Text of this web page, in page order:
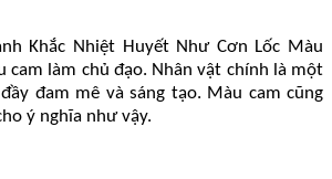
Khắc Nhiệt Huyết Như Cơn Lốc Màu
cam làm chủ đạo. Nhân vật chính là một
đam mê và sáng tạo. Màu cam cũng
ý nghĩa như vậy.